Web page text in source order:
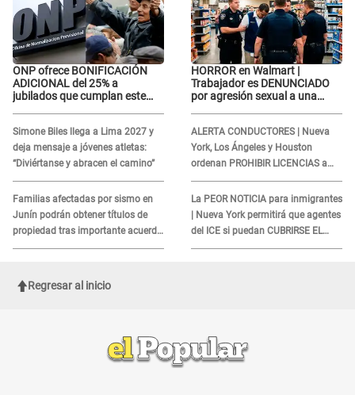
ONP ofrece BONIFICACIÓN
ADICIONAL del 25% a
jubilados que cumplan este
Simone Biles llega a Lima 2027 y
deja mensaje a jóvenes atletas:
“Diviértanse y abracen el camino”
Familias afectadas por sismo en
Junín podrán obtener títulos de
propiedad tras importante acuerdo
de Cofopri
HORROR en Walmart |
Trabajador es DENUNCIADO
por agresión sexual a una
ALERTA CONDUCTORES | Nueva
York, Los Ángeles y Houston
ordenan PROHIBIR LICENCIAS a
quienes no presenten ESTE
DOCUMENTO
La PEOR NOTICIA para inmigrantes
| Nueva York permitirá que agentes
del ICE si puedan CUBRIRSE EL
ROSTRO
Regresar al inicio